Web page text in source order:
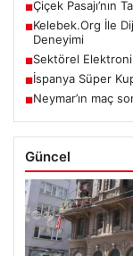
■Çiçek Pasajı’nın
■Kelebek.Org İle
Deneyimi
■Sektörel
■İspanya Süper
■Neymar’ın maç
Güncel